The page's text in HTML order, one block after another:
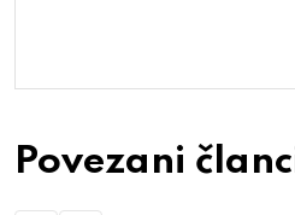
Povezani